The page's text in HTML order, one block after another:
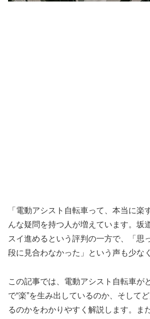
「電動アシスト自転車って、本当に楽
んな疑問を持つ人が増えています。坂
スイ進めるという評判の一方で、「思
段に見合わなかった」という声も少な
この記事では、電動アシスト自転車が
で“楽”を生み出しているのか、そして
るのかをわかりやすく解説します。ま